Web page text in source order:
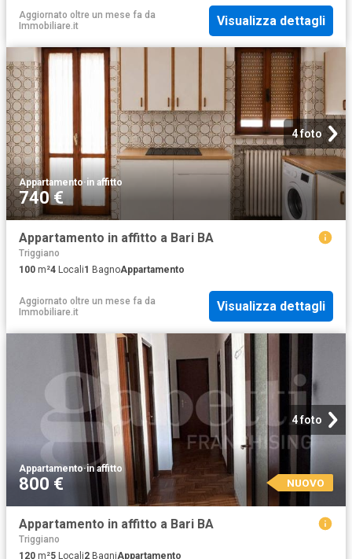
Aggiornato oltre un mese fa da
Immobiliare.it
Visualizza dettagli
4 foto
Appartamento·in affitto
740 €
Appartamento in affitto a Bari BA
Triggiano
100 m²4 Locali1 BagnoAppartamento
Aggiornato oltre un mese fa da
Immobiliare.it
Visualizza dettagli
4 foto
Appartamento·in affitto
800 € NUOVO
Appartamento in affitto a Bari BA
Triggiano
120 m²5 Locali2 BagniAppartamento